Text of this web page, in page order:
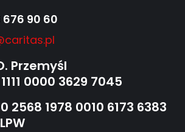
676 90 60
Przemyśl
0000 3629 7045
2568 1978 0010 6173 6383